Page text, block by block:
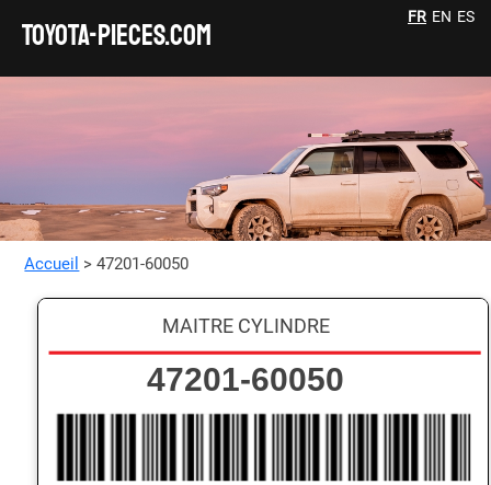
TOYOTA-pieces.com
FR EN ES
Accueil > 47201-60050
MAITRE CYLINDRE
47201-60050